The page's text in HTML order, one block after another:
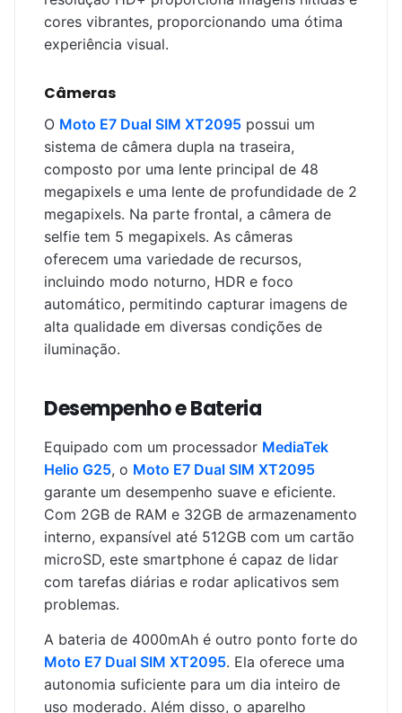
cores vibrantes, proporcionando uma ótima
experiência visual.
Câmeras
O Moto E7 Dual SIM XT2095 possui um
sistema de câmera dupla na traseira,
composto por uma lente principal de 48
megapixels e uma lente de profundidade de 2
megapixels. Na parte frontal, a câmera de
selfie tem 5 megapixels. As câmeras
oferecem uma variedade de recursos,
incluindo modo noturno, HDR e foco
automático, permitindo capturar imagens de
alta qualidade em diversas condições de
iluminação.
Desempenho e Bateria
Equipado com um processador MediaTek
Helio G25, o Moto E7 Dual SIM XT2095
garante um desempenho suave e eficiente.
Com 2GB de RAM e 32GB de armazenamento
interno, expansível até 512GB com um cartão
microSD, este smartphone é capaz de lidar
com tarefas diárias e rodar aplicativos sem
problemas.
A bateria de 4000mAh é outro ponto forte do
Moto E7 Dual SIM XT2095. Ela oferece uma
autonomia suficiente para um dia inteiro de
uso moderado. Além disso, o aparelho